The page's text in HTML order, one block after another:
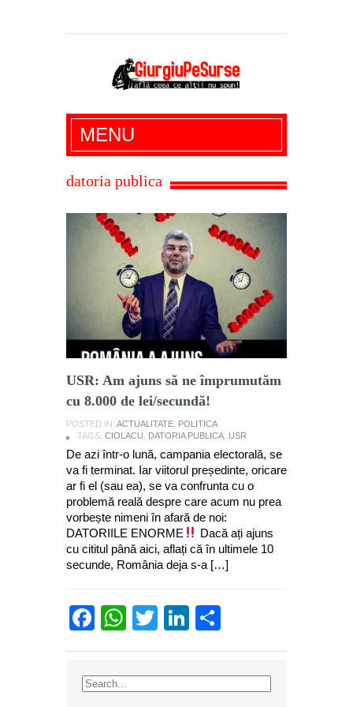
Giurgiu Pe Surse – actualitate giurgiu,
administratie giurgiu, stiri politice, social
economic, editoriale giurgiu, dezvaluiri,
MENU
datoria publica
USR: Am ajuns să ne împrumutăm
cu 8.000 de lei/secundă!
POSTED IN: ACTUALITATE POLITICA
TAGS: CIOLACU DATORIA PUBLICA USR
De azi într-o lună, campania electorală, se
va fi terminat. Iar viitorul președinte, oricare
ar fi el (sau ea), se va confrunta cu o
problemă reală despre care acum nu prea
vorbește nimeni în afară de noi:
DATORIILE ENORME
Dacă ați ajuns
cu cititul până aici, aflați că în ultimele 10
secunde, România deja s-a […]
Facebook
WhatsApp
TwitterLinkedIn